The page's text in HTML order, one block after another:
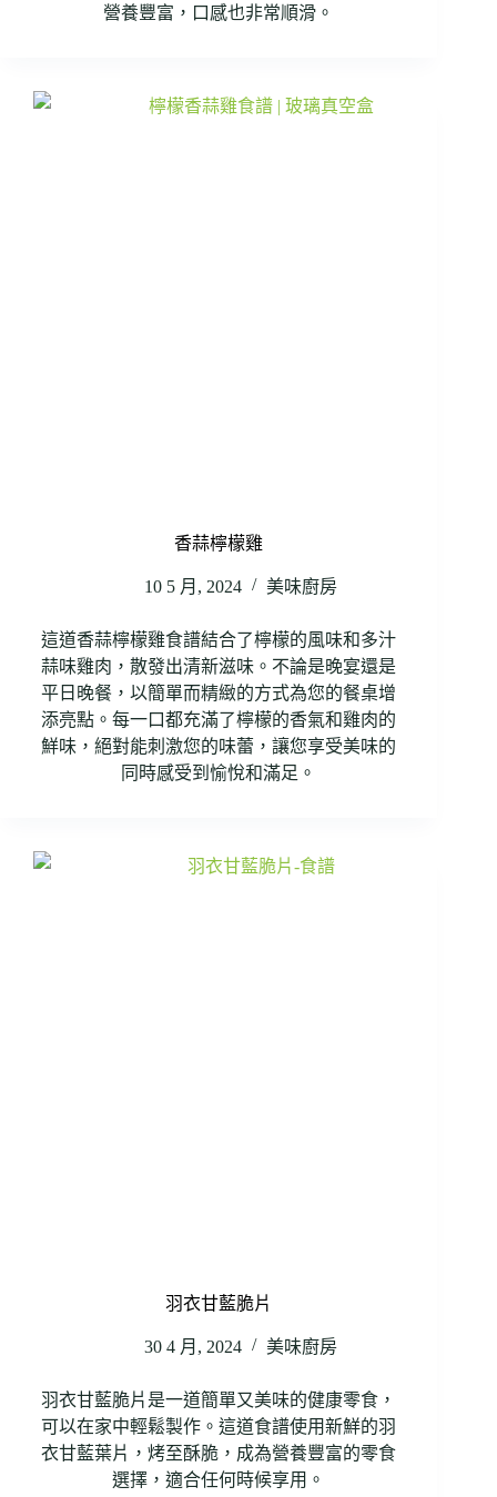
營養豐富，口感也非常順滑。
香蒜檸檬雞
10 5 月, 2024 美味廚房
這道香蒜檸檬雞食譜結合了檸檬的風味和多汁
蒜味雞肉，散發出清新滋味。不論是晚宴還是
平日晚餐，以簡單而精緻的方式為您的餐桌增
添亮點。每一口都充滿了檸檬的香氣和雞肉的
鮮味，絕對能刺激您的味蕾，讓您享受美味的
同時感受到愉悅和滿足。
羽衣甘藍脆片
30 4 月, 2024 美味廚房
羽衣甘藍脆片是一道簡單又美味的健康零食，
可以在家中輕鬆製作。這道食譜使用新鮮的羽
衣甘藍葉片，烤至酥脆，成為營養豐富的零食
選擇，適合任何時候享用。